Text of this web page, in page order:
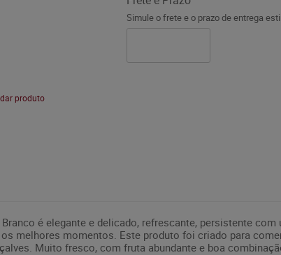
produto
Simule o frete e o prazo de entrega
é elegante e delicado, refrescante, persistente
melhores momentos. Este produto foi criado para
Muito fresco, com fruta abundante e boa